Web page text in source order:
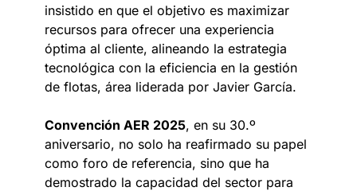
insistido en que el objetivo es maximizar
recursos para ofrecer una experiencia
óptima al cliente, alineando la estrategia
tecnológica con la eficiencia en la gestión
de flotas, área liderada por Javier García.
Convención AER 2025, en su 30.º
aniversario, no solo ha reafirmado su papel
como foro de referencia, sino que ha
demostrado la capacidad del sector para